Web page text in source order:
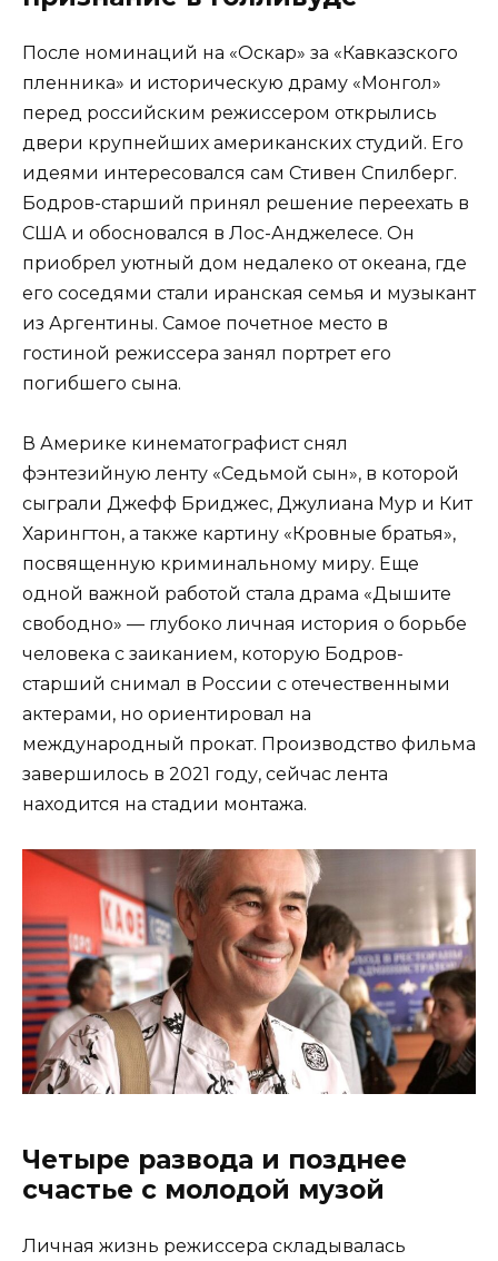
После номинаций на «Оскар» за «Кавказского
пленника» и историческую драму «Монгол»
перед российским режиссером открылись
двери крупнейших американских студий. Его
идеями интересовался сам Стивен Спилберг.
Бодров-старший принял решение переехать в
США и обосновался в Лос-Анджелесе. Он
приобрел уютный дом недалеко от океана, где
его соседями стали иранская семья и музыкант
из Аргентины. Самое почетное место в
гостиной режиссера занял портрет его
погибшего сына.
В Америке кинематографист снял
фэнтезийную ленту «Седьмой сын», в которой
сыграли Джефф Бриджес, Джулиана Мур и Кит
Харингтон, а также картину «Кровные братья»,
посвященную криминальному миру. Еще
одной важной работой стала драма «Дышите
свободно» — глубоко личная история о борьбе
человека с заиканием, которую Бодров-
старший снимал в России с отечественными
актерами, но ориентировал на
международный прокат. Производство фильма
завершилось в 2021 году, сейчас лента
находится на стадии монтажа.
Четыре развода и позднее
счастье с молодой музой
Личная жизнь режиссера складывалась